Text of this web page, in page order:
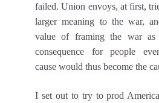
failed. Union envoys, at first,
larger meaning to the war,
value of framing the war as
consequence for people
cause would thus become the
I set out to try to prod